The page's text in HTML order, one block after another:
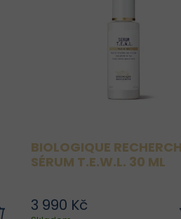
BIOLOGIQUE
SÉRUM T.E.W.L. 30 ML
Sérum T.E.W.L. je
3 990 Kč